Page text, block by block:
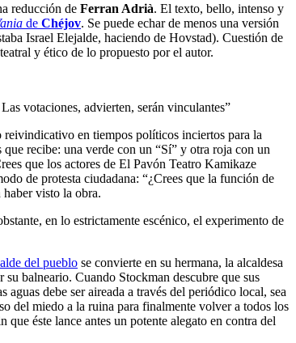
reducción de Ferran Adrià. El texto, bello, intenso y
de Chéjov. Se puede echar de menos una versión
Israel Elejalde, haciendo de Hovstad). Cuestión de
y ético de lo propuesto por el autor.
votaciones, advierten, serán vinculantes”
en tiempos políticos inciertos para la
recibe: una verde con un “Sí” y otra roja con un
que los actores de El Pavón Teatro Kamikaze
de protesta ciudadana: “¿Crees que la función de
visto la obra.
en lo estrictamente escénico, el experimento de
del pueblo se convierte en su hermana, la alcaldesa
balneario. Cuando Stockman descubre que sus
debe ser aireada a través del periódico local, sea
del miedo a la ruina para finalmente volver a todos los
éste lance antes un potente alegato en contra del